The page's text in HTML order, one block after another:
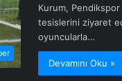
Kurum,
tesislerini ziyaret
oyuncularla…
Devamını Oku »